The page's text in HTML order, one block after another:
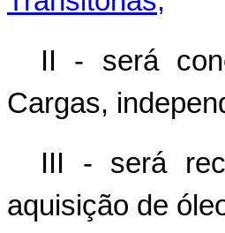
II - será
Cargas,
III - será
aquisição de